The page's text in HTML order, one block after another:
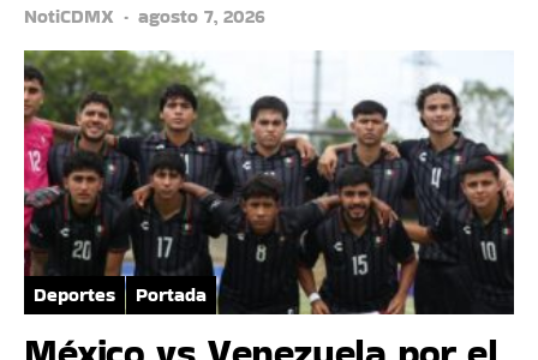
NotiCDMX
agosto 7, 2026
Deportes Portada